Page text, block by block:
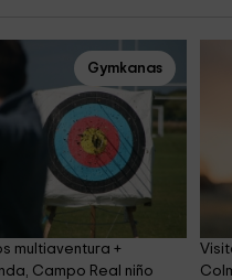
Gymkanas
multiaventura +
Campo Real niño